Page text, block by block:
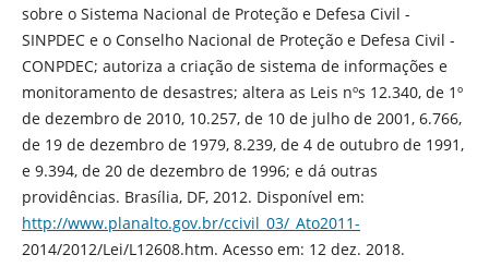
sobre o Sistema Nacional de Proteção e Defesa Civil -
SINPDEC e o Conselho Nacional de Proteção e Defesa Civil -
CONPDEC; autoriza a criação de sistema de informações e
monitoramento de desastres; altera as Leis nºs 12.340, de 1º
de dezembro de 2010, 10.257, de 10 de julho de 2001, 6.766,
de 19 de dezembro de 1979, 8.239, de 4 de outubro de 1991,
e 9.394, de 20 de dezembro de 1996; e dá outras
providências. Brasília, DF, 2012. Disponível em:
http://www.planalto.gov.br/ccivil_03/_Ato2011-
2014/2012/Lei/L12608.htm. Acesso em: 12 dez. 2018.